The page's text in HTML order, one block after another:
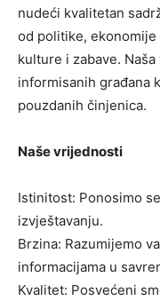
nudeći kvalitetan
od politike,
kulture i zabave.
informisanih građana
pouzdanih činjenica.
Naše vrijednosti
Istinitost: Ponosimo
izvještavanju.
Brzina: Razumijemo
informacijama u
Kvalitet: Posvećeni